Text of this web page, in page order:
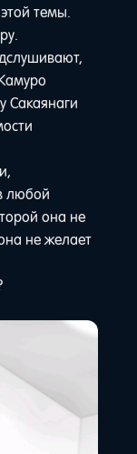
темы.
Сакаянаги
любой
она не
не желает